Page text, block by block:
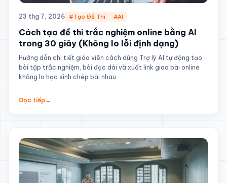
23 thg 7, 2026 #Tạo Đề Thi #AI
Cách tạo đề thi trắc nghiệm online bằng AI
trong 30 giây (Không lo lỗi định dạng)
Hướng dẫn chi tiết giáo viên cách dùng Trợ lý AI tự động tạo
bài tập trắc nghiệm, bài đọc dài và xuất link giao bài online
không lo học sinh chép bài nhau.
Đọc tiếp→